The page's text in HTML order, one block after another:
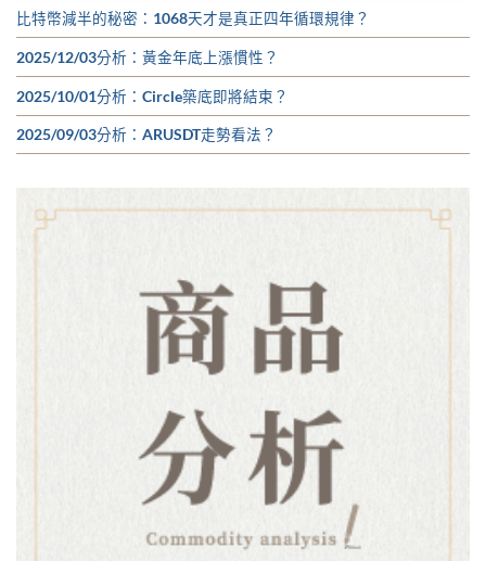
比特幣減半的秘密：1068天才是真正四年循環規律？
2025/12/03分析：黃金年底上漲慣性？
2025/10/01分析：Circle築底即將結束？
2025/09/03分析：ARUSDT走勢看法？